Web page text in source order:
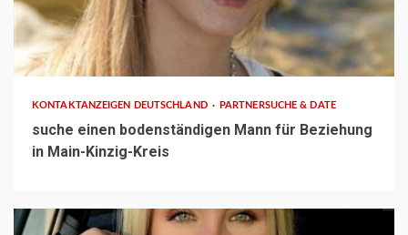
1 min read
KONTAKTANZEIGEN DEUTSCHLAND PARTNERSUCHE & DATE
suche einen bodenständigen Mann für Beziehung
in Main-Kinzig-Kreis